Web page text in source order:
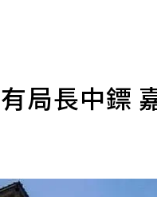
局長中鏢